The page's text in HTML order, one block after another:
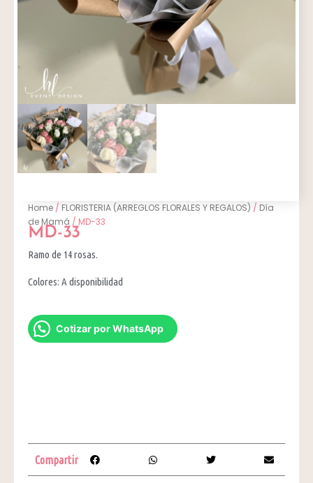
Home / FLORISTERIA (ARREGLOS FLORALES Y REGALOS) / Día
de Mamá / MD-33
MD-33
Ramo de 14 rosas.
Colores: A disponibilidad
Cotizar por WhatsApp
Compartir